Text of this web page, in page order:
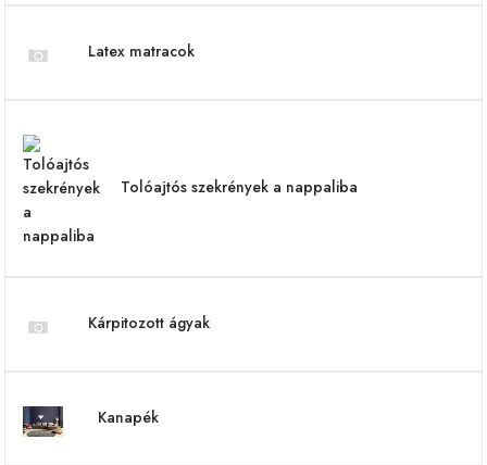
Latex matracok
Tolóajtós szekrények a nappaliba
Kárpitozott ágyak
Kanapék